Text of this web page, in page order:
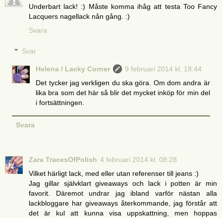
Underbart lack! :) Måste komma ihåg att testa Too Fancy
Lacquers nagellack nån gång. :)
Svara
Svar
Helena / Lacky Corner
9 februari 2014 kl. 18:44
Det tycker jag verkligen du ska göra. Om dom andra är
lika bra som det här så blir det mycket inköp för min del
i fortsättningen.
Svara
Zara TracesOfPolish 4 februari 2014 kl. 08:28
Vilket härligt lack, med eller utan referenser till jeans :)
Jag gillar självklart giveaways och lack i potten är min
favorit. Däremot undrar jag ibland varför nästan alla
lackbloggare har giveaways återkommande, jag förstår att
det är kul att kunna visa uppskattning, men hoppas